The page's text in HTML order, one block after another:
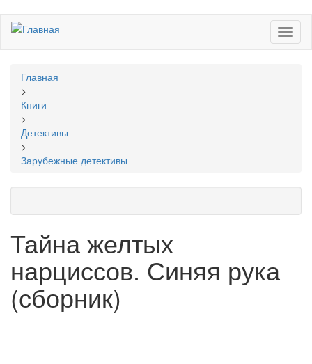
Перейти
основному
Вы
здесь
Главная
>
Книги
>
Детективы
>
Зарубежные детективы
Тайна желтых
нарциссов. Синяя рука
(сборник)